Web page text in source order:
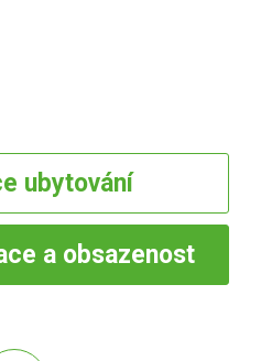
ubytování
a obsazenost